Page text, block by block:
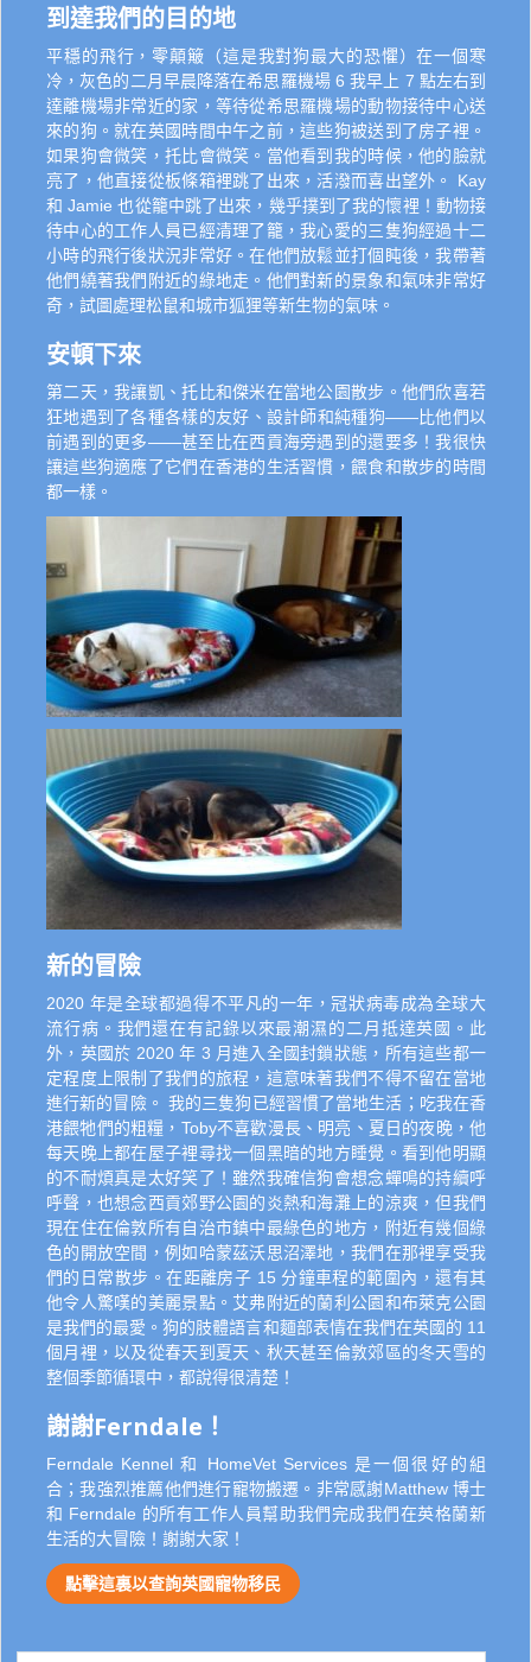
到達我們的目的地
平穩的飛行，零顛簸（這是我對狗最大的恐懼）在一個寒
冷，灰色的二月早晨降落在希思羅機場 6 我早上 7 點左右到
達離機場非常近的家，等待從希思羅機場的動物接待中心送
來的狗。就在英國時間中午之前，這些狗被送到了房子裡。
如果狗會微笑，托比會微笑。當他看到我的時候，他的臉就
亮了，他直接從板條箱裡跳了出來，活潑而喜出望外。 Kay
和 Jamie 也從籠中跳了出來，幾乎撲到了我的懷裡！動物接
待中心的工作人員已經清理了籠，我心愛的三隻狗經過十二
小時的飛行後狀況非常好。在他們放鬆並打個盹後，我帶著
他們繞著我們附近的綠地走。他們對新的景象和氣味非常好
奇，試圖處理松鼠和城市狐狸等新生物的氣味。
安頓下來
第二天，我讓凱、托比和傑米在當地公園散步。他們欣喜若
狂地遇到了各種各樣的友好、設計師和純種狗——比他們以
前遇到的更多——甚至比在西貢海旁遇到的還要多！我很快
讓這些狗適應了它們在香港的生活習慣，餵食和散步的時間
都一樣。
新的冒險
2020 年是全球都過得不平凡的一年，冠狀病毒成為全球大
流行病。我們還在有記錄以來最潮濕的二月抵達英國。此
外，英國於 2020 年 3 月進入全國封鎖狀態，所有這些都一
定程度上限制了我們的旅程，這意味著我們不得不留在當地
進行新的冒險。 我的三隻狗已經習慣了當地生活；吃我在香
港餵牠們的粗糧，Toby不喜歡漫長、明亮、夏日的夜晚，他
每天晚上都在屋子裡尋找一個黑暗的地方睡覺。看到他明顯
的不耐煩真是太好笑了！雖然我確信狗會想念蟬鳴的持續呼
呼聲，也想念西貢郊野公園的炎熱和海灘上的涼爽，但我們
現在住在倫敦所有自治市鎮中最綠色的地方，附近有幾個綠
色的開放空間，例如哈蒙茲沃思沼澤地，我們在那裡享受我
們的日常散步。在距離房子 15 分鐘車程的範圍內，還有其
他令人驚嘆的美麗景點。艾弗附近的蘭利公園和布萊克公園
是我們的最愛。狗的肢體語言和麵部表情在我們在英國的 11
個月裡，以及從春天到夏天、秋天甚至倫敦郊區的冬天雪的
整個季節循環中，都說得很清楚！
謝謝Ferndale！
Ferndale Kennel 和 HomeVet Services 是一個很好的組
合；我強烈推薦他們進行寵物搬遷。非常感謝Matthew 博士
和 Ferndale 的所有工作人員幫助我們完成我們在英格蘭新
生活的大冒險！謝謝大家！
點擊這裏以查詢英國寵物移民